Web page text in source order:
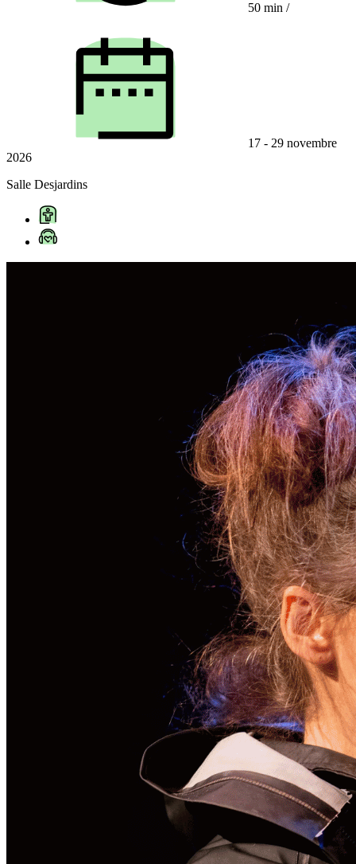
50 min /
17 - 29 novembre
2026
Salle Desjardins